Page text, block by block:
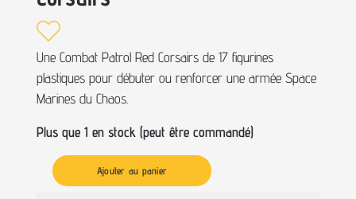
Une Combat Patrol Red Corsairs de 17 figurines
plastiques pour débuter ou renforcer une armée Space
Marines du Chaos.
Plus que 1 en stock (peut être commandé)
Ajouter au panier